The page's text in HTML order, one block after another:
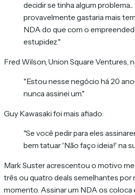
decidir se tinha algum
provavelmente gastaria mais
NDA do que com o
estupidez."
Fred Wilson, Union Square Ventures,
"Estou nesse negócio há 20
nunca assinei um."
Guy Kawasaki foi mais afiado:
"Se você pedir para eles
bem tatuar 'Não faço ideia!' na
Mark Suster acrescentou o motivo
três ou quatro deals semelhantes por
momento. Assinar um NDA os coloca